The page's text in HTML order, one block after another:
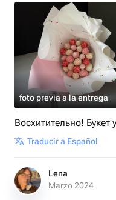
foto previa a la entrega
Восхитительно! Букет
Traducir a Español
Lena
Marzo 2024